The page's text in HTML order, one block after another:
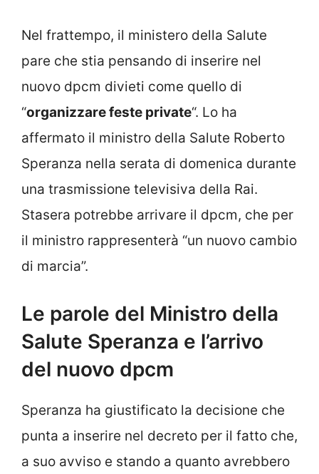
Nel frattempo, il ministero della Salute
pare che stia pensando di inserire nel
nuovo dpcm divieti come quello di
“organizzare feste private“. Lo ha
affermato il ministro della Salute Roberto
Speranza nella serata di domenica durante
una trasmissione televisiva della Rai.
Stasera potrebbe arrivare il dpcm, che per
il ministro rappresenterà “un nuovo cambio
di marcia”.
Le parole del Ministro della
Salute Speranza e l’arrivo
del nuovo dpcm
Speranza ha giustificato la decisione che
punta a inserire nel decreto per il fatto che,
a suo avviso e stando a quanto avrebbero